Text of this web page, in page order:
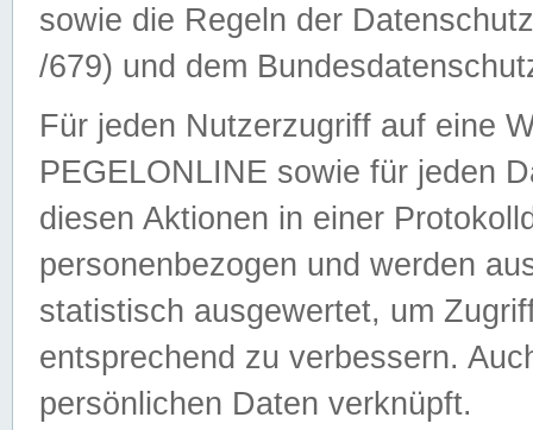
sowie die Regeln der
/679) und dem
Für jeden Nutzerzugriff auf eine
PEGELONLINE sowie für jeden
diesen Aktionen in einer
personenbezogen und werden
statistisch ausgewertet, um
entsprechend zu verbessern.
persönlichen Daten verknüpft.